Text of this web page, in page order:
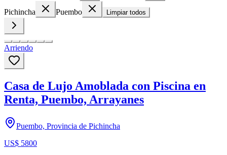
Pichincha
Puembo Limpiar todos
Arriendo
Casa de Lujo Amoblada con Piscina en
Renta, Puembo, Arrayanes
Puembo, Provincia de Pichincha
US$ 5800